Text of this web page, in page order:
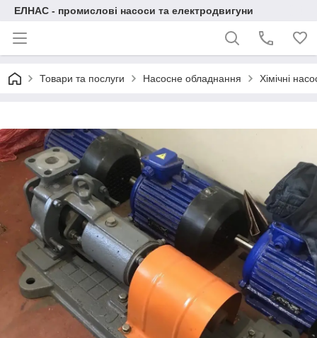
ЕЛНАС - промислові насоси та електродвигуни
Товари та послуги Насосне обладнання Хімічні